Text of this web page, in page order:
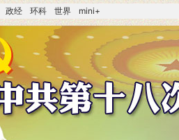
政经 环科 世界 mini+